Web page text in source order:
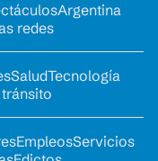
Argentina
redes
SaludTecnología
EmpleosServicios